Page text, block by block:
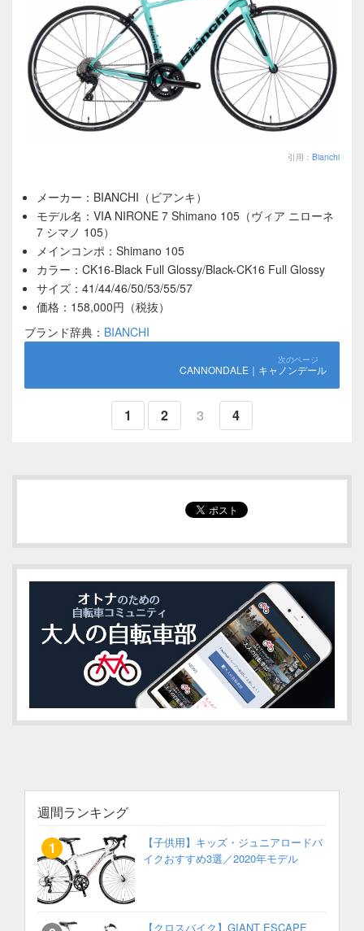
引用： Bianchi
メーカー：BIANCHI（ビアンキ）
モデル名：VIA NIRONE 7 Shimano 105（ヴィア ニローネ
7 シマノ 105）
メインコンポ：Shimano 105
カラー：CK16-Black Full Glossy/Black-CK16 Full Glossy
サイズ：41/44/46/50/53/55/57
価格：158,000円（税抜）
ブランド辞典： BIANCHI
CANNONDALE｜キャノンデール
1 2 3 4
週間ランキング
【子供用】キッズ・ジュニアロードバ
イクおすすめ3選／2020年モデル
【クロスバイク】GIANT ESCAPE